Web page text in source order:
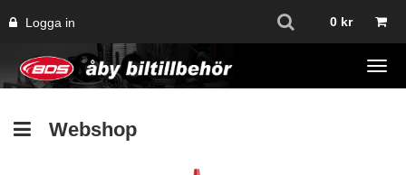
Logga in 0 kr
Webshop